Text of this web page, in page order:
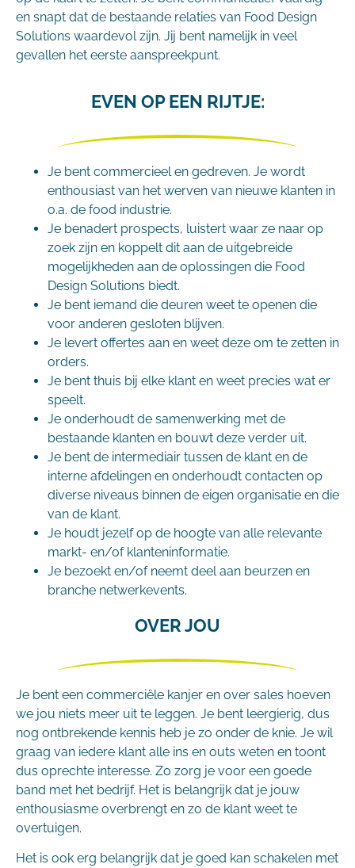
en snapt dat de bestaande relaties van Food Design
Solutions waardevol zijn. Jij bent namelijk in veel
gevallen het eerste aanspreekpunt.
EVEN OP EEN RIJTJE:
Je bent commercieel en gedreven. Je wordt
enthousiast van het werven van nieuwe klanten in
o.a. de food industrie.
Je benadert prospects, luistert waar ze naar op
zoek zijn en koppelt dit aan de uitgebreide
mogelijkheden aan de oplossingen die Food
Design Solutions biedt.
Je bent iemand die deuren weet te openen die
voor anderen gesloten blijven.
Je levert offertes aan en weet deze om te zetten in
orders.
Je bent thuis bij elke klant en weet precies wat er
speelt.
Je onderhoudt de samenwerking met de
bestaande klanten en bouwt deze verder uit.
Je bent de intermediair tussen de klant en de
interne afdelingen en onderhoudt contacten op
diverse niveaus binnen de eigen organisatie en die
van de klant.
Je houdt jezelf op de hoogte van alle relevante
markt- en/of klanteninformatie.
Je bezoekt en/of neemt deel aan beurzen en
branche netwerkevents.
OVER JOU
Je bent een commerciële kanjer en over sales hoeven
we jou niets meer uit te leggen. Je bent leergierig, dus
nog ontbrekende kennis heb je zo onder de knie. Je wil
graag van iedere klant alle ins en outs weten en toont
dus oprechte interesse. Zo zorg je voor een goede
band met het bedrijf. Het is belangrijk dat je jouw
enthousiasme overbrengt en zo de klant weet te
overtuigen.
Het is ook erg belangrijk dat je goed kan schakelen met